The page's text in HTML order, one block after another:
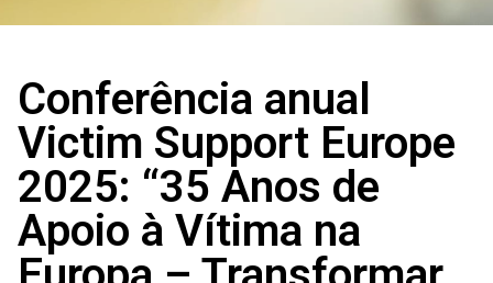
Conferência anual
Victim Support Europe
2025: “35 Anos de
Apoio à Vítima na